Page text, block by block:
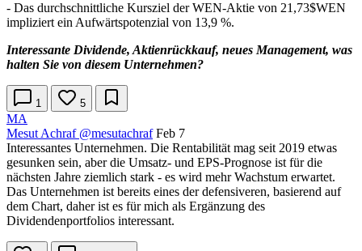
- Das durchschnittliche Kursziel der WEN-Aktie von 21,73$WEN
impliziert ein Aufwärtspotenzial von 13,9 %.
Interessante Dividende, Aktienrückkauf, neues Management, was
halten Sie von diesem Unternehmen?
1 5
MA
Mesut Achraf @mesutachraf Feb 7
Interessantes Unternehmen. Die Rentabilität mag seit 2019 etwas
gesunken sein, aber die Umsatz- und EPS-Prognose ist für die
nächsten Jahre ziemlich stark - es wird mehr Wachstum erwartet.
Das Unternehmen ist bereits eines der defensiveren, basierend auf
dem Chart, daher ist es für mich als Ergänzung des
Dividendenportfolios interessant.